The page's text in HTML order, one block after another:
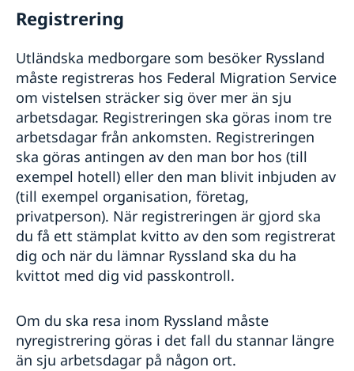
Registrering
Utländska medborgare som besöker Ryssland
måste registreras hos Federal Migration Service
om vistelsen sträcker sig över mer än sju
arbetsdagar. Registreringen ska göras inom tre
arbetsdagar från ankomsten. Registreringen
ska göras antingen av den man bor hos (till
exempel hotell) eller den man blivit inbjuden av
(till exempel organisation, företag,
privatperson). När registreringen är gjord ska
du få ett stämplat kvitto av den som registrerat
dig och när du lämnar Ryssland ska du ha
kvittot med dig vid passkontroll.
Om du ska resa inom Ryssland måste
nyregistrering göras i det fall du stannar längre
än sju arbetsdagar på någon ort.